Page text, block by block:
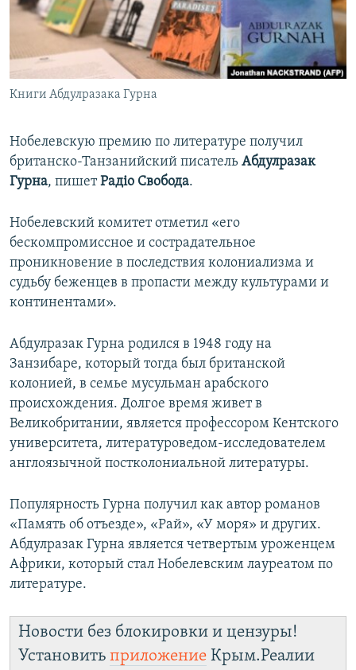
ПОБЕДИТЕЛЕЙ НЕ СУДЯТ?
КРЫМ.НЕПОКОРЕННЫЙ
УКРАИНСКАЯ ПРОБЛЕМА КРЫМА
ПРИСОЕДИНЯЙТЕСЬ!
Книги Абдулразака Гурна
Нобелевскую премию по литературе получил
британско-Танзанийский писатель Абдулразак
Гурна, пишетРадіо Свобода.
Нобелевский комитет отметил «его
бескомпромиссное и сострадательное
проникновение в последствия колониализма и
судьбу беженцев в пропасти между культурами и
континентами».
Абдулразак Гурна родился в 1948 году на
Занзибаре, который тогда был британской
колонией, в семье мусульман арабского
происхождения. Долгое время живет в
Великобритании, является профессором Кентского
университета, литературоведом-исследователем
англоязычной постколониальной литературы.
Популярность Гурна получил как автор романов
«Память об отъезде», «Рай», «У моря» и других.
Абдулразак Гурна является четвертым уроженцем
Африки, который стал Нобелевским лауреатом по
литературе.
Новости без блокировки и цензуры!
Установить приложение Крым.Реалии